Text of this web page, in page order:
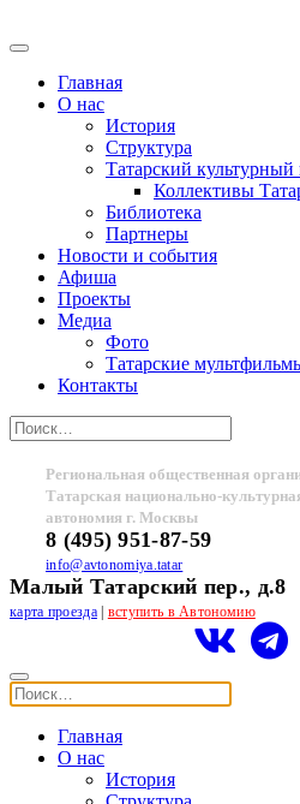
Главная
О нас
История
Структура
Татарский культурный
Коллективы
Библиотека
Партнеры
Новости и события
Афиша
Проекты
Медиа
Фото
Татарские
Контакты
Региональная общественная
Татарская национально-
автономия г. Москвы
8 (495) 951-87-59
info@avtonomiya.tatar
Малый Татарский пер., д.8
карта проезда| вступить в Автономию
Главная
О нас
История